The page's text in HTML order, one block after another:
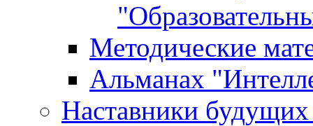
Методические
Альманах
Наставники